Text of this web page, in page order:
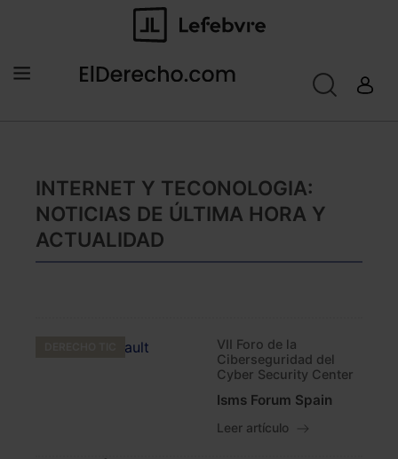
INTERNET Y TECONOLOGIA:
NOTICIAS DE ÚLTIMA HORA Y
ACTUALIDAD
VII Foro de la
Ciberseguridad del
Cyber Security Center
Isms Forum Spain
Leer artículo